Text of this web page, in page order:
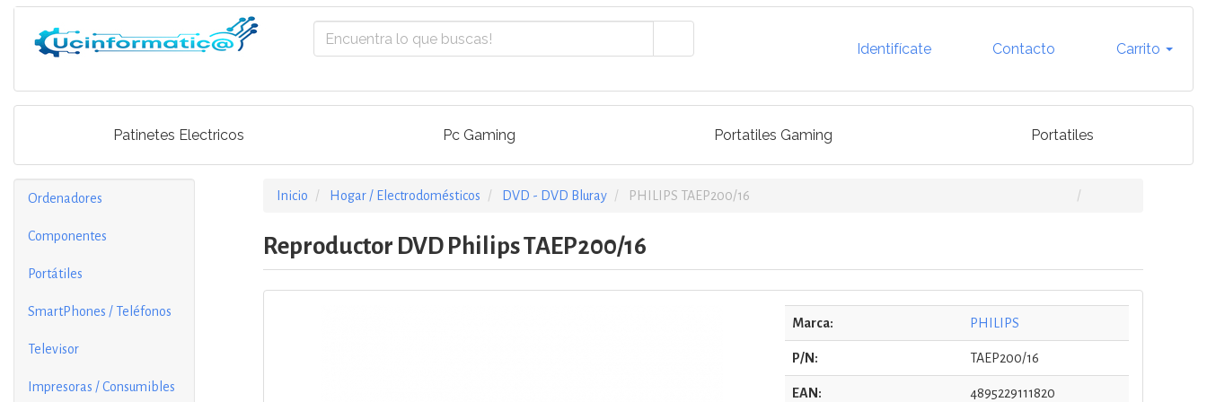
Identifícate Contacto Carrito
Patinetes Electricos Pc Gaming Portatiles Gaming Portatiles
Ordenadores
Componentes
Portátiles
SmartPhones / Teléfonos
Televisor
Impresoras / Consumibles
Inicio Hogar / Electrodomésticos DVD - DVD Bluray PHILIPS TAEP200/16
Reproductor DVD Philips TAEP200/16
Marca: PHILIPS
P/N: TAEP200/16
EAN: 4895229111820